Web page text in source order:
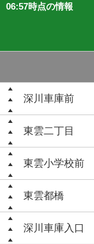
06:57時点の情報
深川車庫前
東雲二丁目
東雲小学校前
東雲都橋
深川車庫入口